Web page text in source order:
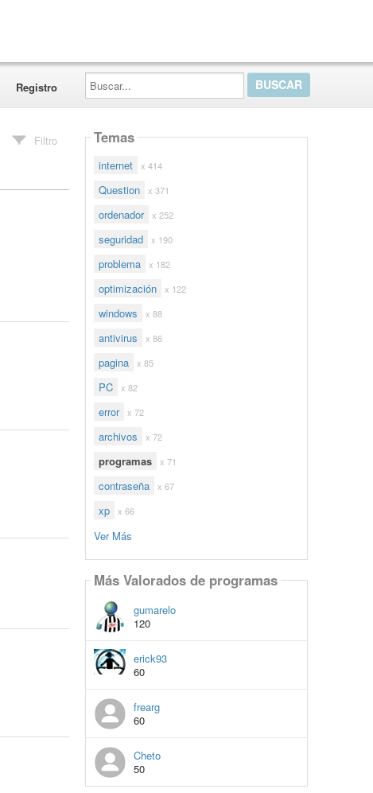
Registro
Buscar...
Filtro Temas
internet x 414
Question x 371
ordenador x 252
seguridad x 190
problema x 182
optimización x 122
windows x 88
antivirus x 86
pagina x 85
PC x 82
error x 72
archivos x 72
programas x 71
contraseña x 67
xp x 66
Ver Más
Más Valorados de programas
gumarelo
120
erick93
60
frearg
60
Cheto
50